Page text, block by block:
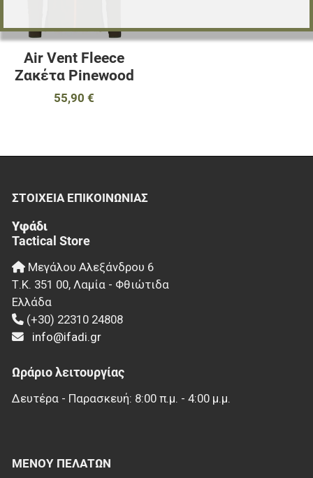
Air Vent Fleece
Ζακέτα Pinewood
55,90 €
ΣΤΟΙΧΕΊΑ EΠΙΚΟΙΝΩΝΊΑΣ
Υφάδι
Tactical Store
Μεγάλου Αλεξάνδρου 6
Τ.Κ. 351 00, Λαμία - Φθιώτιδα
Ελλάδα
(+30) 22310 24808
info@ifadi.gr
Ωράριο λειτουργίας
Δευτέρα - Παρασκευή: 8:00 π.μ. - 4:00 μ.μ.
ΜΕΝΟΎ ΠΕΛΑΤΏΝ